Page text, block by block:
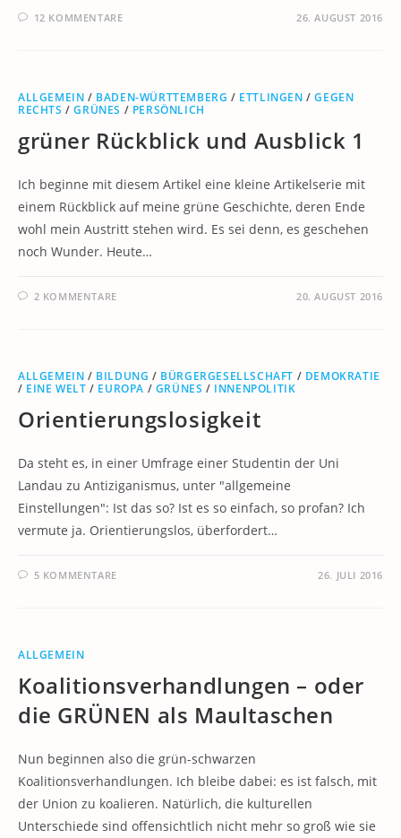
12 KOMMENTARE 26. AUGUST 2016
ALLGEMEIN / BADEN-WÜRTTEMBERG / ETTLINGEN /GEGEN
RECHTS /GRÜNES / PERSÖNLICH
grüner Rückblick und Ausblick 1
Ich beginne mit diesem Artikel eine kleine Artikelserie mit
einem Rückblick auf meine grüne Geschichte, deren Ende
wohl mein Austritt stehen wird. Es sei denn, es geschehen
noch Wunder. Heute…
2 KOMMENTARE 20. AUGUST 2016
ALLGEMEIN / BILDUNG / BÜRGERGESELLSCHAFT / DEMOKRATIE
/ EINE WELT / EUROPA / GRÜNES / INNENPOLITIK
Orientierungslosigkeit
Da steht es, in einer Umfrage einer Studentin der Uni
Landau zu Antiziganismus, unter "allgemeine
Einstellungen": Ist das so? Ist es so einfach, so profan? Ich
vermute ja. Orientierungslos, überfordert…
5 KOMMENTARE 26. JULI 2016
ALLGEMEIN
Koalitionsverhandlungen – oder
die GRÜNEN als Maultaschen
Nun beginnen also die grün-schwarzen
Koalitionsverhandlungen. Ich bleibe dabei: es ist falsch, mit
der Union zu koalieren. Natürlich, die kulturellen
Unterschiede sind offensichtlich nicht mehr so groß wie sie